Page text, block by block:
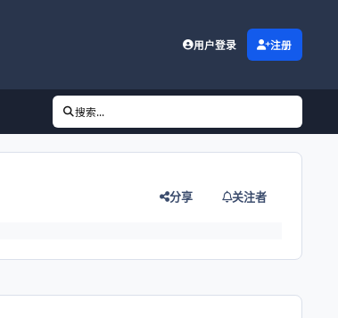
用户登录 注册
搜索...
分享 关注者